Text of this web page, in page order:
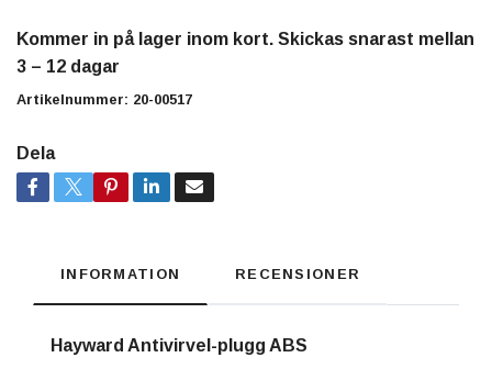
Kommer in på lager inom kort. Skickas snarast mellan
3 – 12 dagar
Artikelnummer: 20-00517
Dela
INFORMATION RECENSIONER
Hayward Antivirvel-plugg ABS